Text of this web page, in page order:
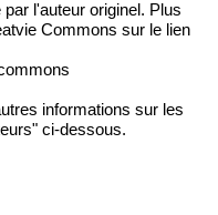
l'auteur originel. Plus
Commons sur le lien
informations sur les
ci-dessous.